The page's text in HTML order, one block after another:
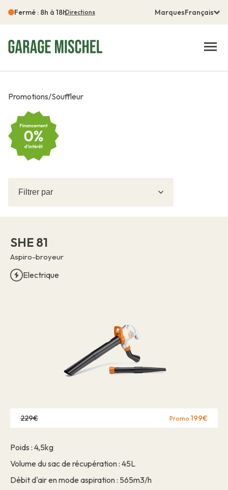
Fermé : 8h à 18hDirections MarquesFrançais
À propos
Marques
Contact
Réclamation garantie
Autorisation d'établissement
Politique de confidentialité
Promotions/Souffleur
par
SHE 81
Aspiro-broyeur
Electrique
229€ Promo 199€
Poids : 4,5kg
Volume du sac de récupération : 45L
Débit d'air en mode aspiration : 565m3/h